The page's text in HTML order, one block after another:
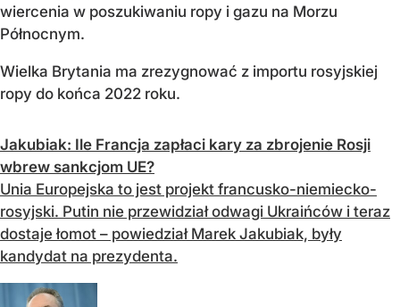
wiercenia w poszukiwaniu ropy i gazu na Morzu
Północnym.
Wielka Brytania ma zrezygnować z importu rosyjskiej
ropy do końca 2022 roku.
Jakubiak: Ile Francja zapłaci kary za zbrojenie Rosji
wbrew sankcjom UE?
Unia Europejska to jest projekt francusko-niemiecko-
rosyjski. Putin nie przewidział odwagi Ukraińców i teraz
dostaje łomot – powiedział Marek Jakubiak, były
kandydat na prezydenta.